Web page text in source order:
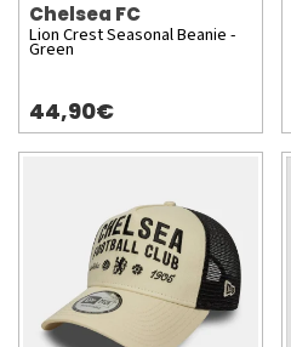
Chelsea FC
Lion Crest Seasonal Beanie -
Green
44,90€